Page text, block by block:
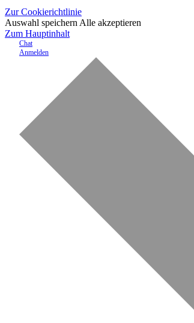
Zur Cookierichtlinie
Auswahl speichern Alle akzeptieren
Zum Hauptinhalt
Chat
Anmelden